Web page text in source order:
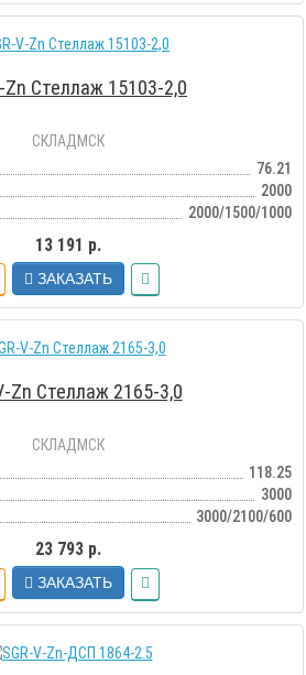
Zn Стеллаж 15103-2,0
СКЛАДМСК
76.21
2000
2000/1500/1000
13 191 р.
ЗАКАЗАТЬ
Zn Стеллаж 2165-3,0
СКЛАДМСК
118.25
3000
3000/2100/600
23 793 р.
ЗАКАЗАТЬ